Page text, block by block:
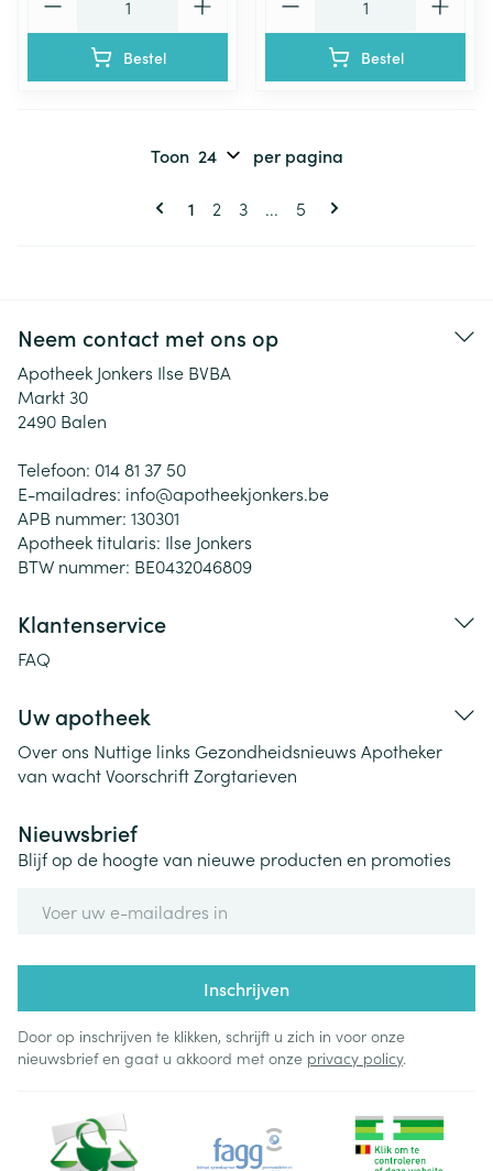
Bestel Bestel
Pagina's
U lees momenteel pagina
1 Pagina
2 Pagina
3 ... Pagina
5
Toon per pagina
Neem contact met ons op
Apotheek Jonkers Ilse BVBA
Markt 30
2490 Balen
Telefoon: 014 81 37 50
E-mailadres: info@apotheekjonkers.be
APB nummer: 130301
Apotheek titularis: Ilse Jonkers
BTW nummer: BE0432046809
Klantenservice
FAQ
Uw apotheek
Over ons Nuttige links Gezondheidsnieuws Apotheker
van wachtVoorschriftZorgtarieven
Nieuwsbrief
Blijf op de hoogte van nieuwe producten en promoties
Inschrijven
Door op inschrijven te klikken, schrijft u zich in voor onze
nieuwsbrief en gaat u akkoord met onze privacy policy.